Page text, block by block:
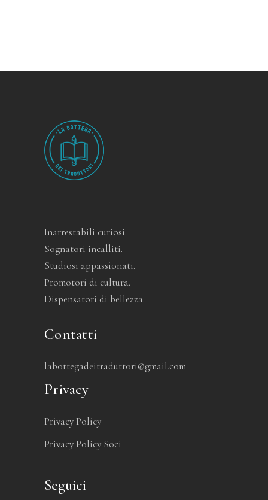
Inarrestabili curiosi.
Sognatori incalliti.
Studiosi appassionati.
Promotori di cultura.
Dispensatori di bellezza.
Contatti
labottegadeitraduttori@gmail.com
Privacy
Privacy Policy
Privacy Policy Soci
Seguici